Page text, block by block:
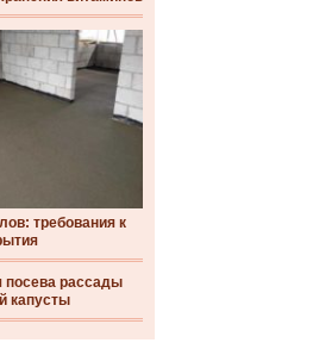
требования к
рассады
капусты